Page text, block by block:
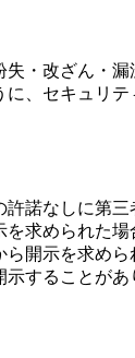
失・改ざん・漏
に、セキュリ
諾なしに第三
求められた場
ら開示を求め
することがあ